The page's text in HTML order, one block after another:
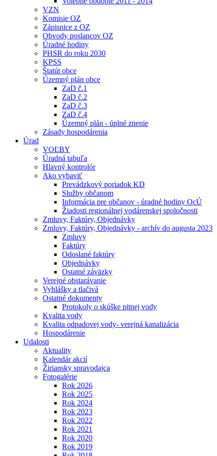
VZN
Komisie OZ
Zápisnice z OZ
Obvody poslancov OZ
Úradné hodiny
PHSR do roku 2030
KPSS
Štatút obce
Územný plán obce
ZaD č.1
ZaD č.2
ZaD č.3
ZaD č.4
Územný plán - úplné znenie
Zásady hospodárenia
Úrad
VOĽBY
Úradná tabuľa
Hlavný kontrolór
Ako vybaviť
Prevádzkový poriadok KD
Služby občanom
Informácia pre občanov - úradné hodiny OcÚ
Žiadosti regionálnej vodárenskej spoločnosti
Zmluvy, Faktúry, Objednávky
Zmluvy, Faktúry, Objednávky - archív do augusta 2023
Zmluvy
Faktúry
Odoslané faktúry
Objednávky
Ostatné záväzky
Verejné obstarávanie
Vyhlášky a tlačivá
Ostatné dokumenty
Protokoly o skúške pitnej vody
Kvalita vody
Kvalita odpadovej vody- verejná kanalizácia
Hospodárenie
Udalosti
Aktuality
Kalendár akcií
Žiriansky spravodajca
Fotogalérie
Rok 2026
Rok 2025
Rok 2024
Rok 2023
Rok 2022
Rok 2021
Rok 2020
Rok 2019